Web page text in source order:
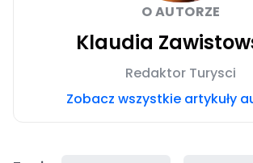
O AUTORZE
Klaudia
Redaktor Turysci
Zobacz wszystkie artykuły